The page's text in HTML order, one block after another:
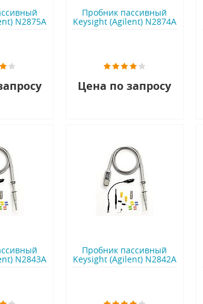
N2875A
Пробник пассивный
Keysight (Agilent) N2874A
Цена по запросу
N2843A
Пробник пассивный
Keysight (Agilent) N2842A